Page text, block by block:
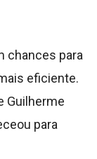
chances para
eficiente.
Guilherme
para